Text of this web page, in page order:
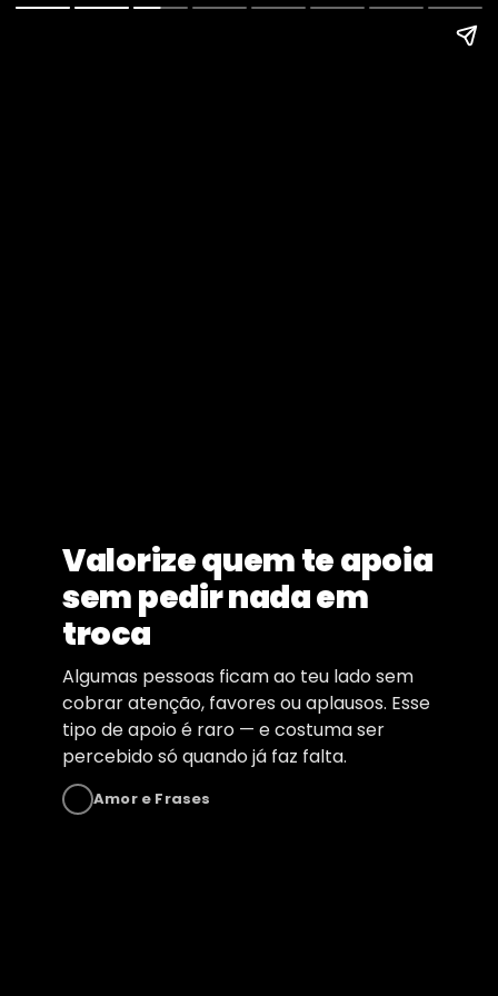
Valorize quem te apoia
sem pedir nada em
troca
Algumas pessoas ficam ao teu lado sem
cobrar atenção, favores ou aplausos. Esse
tipo de apoio é raro — e costuma ser
percebido só quando já faz falta.
Amor e Frases